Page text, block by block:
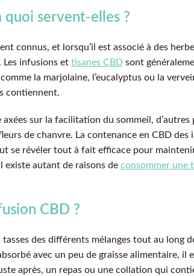
quoi servent-elles ?
connus, et lorsqu’il est associé à des
Les infusions et tisanes CBDsont
la marjolaine, l’eucalyptus ou la
contiennent.
sur la facilitation du sommeil, d’autres
de chanvre. La contenance en CBD des
se révéler tout à fait efficace pour
existe autant de raisons de consommer une
CBD ?
des différents mélanges tout au long
avec un peu de graisse alimentaire, il
après, un repas ou une collation qui